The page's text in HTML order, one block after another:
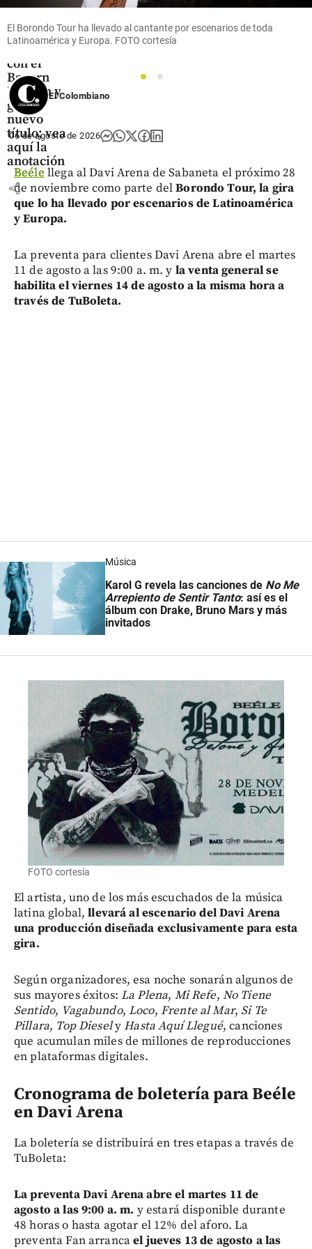
marcó su
primer gol
de la
con el
Bayern
Múnich y
ganó
nuevo
título; vea
aquí la
anotación
share
El Borondo Tour ha llevado al cantante por escenarios de toda
Latinoamérica y Europa. FOTO cortesía
1
2
El Colombiano
06 de agosto de 2026
Beéle llega al Davi Arena de Sabaneta el próximo 28
de noviembre como parte delBorondo Tour, la gira
que lo ha llevado por escenarios de Latinoamérica
y Europa.
La preventa para clientes Davi Arena abre el martes
11 de agosto a las 9:00 a. m. y la venta general se
habilita el viernes 14 de agosto a la misma hora a
través de TuBoleta.
Música
Karol G revela las canciones de No Me
Arrepiento de Sentir Tanto: así es el
álbum con Drake, Bruno Mars y más
invitados
FOTO cortesía
El artista, uno de los más escuchados de la música
latina global,llevará al escenario del Davi Arena
una producción diseñada exclusivamente para esta
gira.
Según organizadores, esa noche sonarán algunos de
sus mayores éxitos: La Plena, Mi Refe, No Tiene
Sentido, Vagabundo,Loco, Frente al Mar, Si Te
Pillara, Top DieselyHasta Aquí Llegué, canciones
que acumulan miles de millones de reproducciones
en plataformas digitales.
Cronograma de boletería para Beéle
en Davi Arena
La boletería se distribuirá en tres etapas a través de
TuBoleta:
La preventa Davi Arena abre el martes 11 de
agosto a las 9:00 a. m. y estará disponible durante
48 horas o hasta agotar el 12% del aforo. La
preventa Fan arrancael jueves 13 de agosto a las